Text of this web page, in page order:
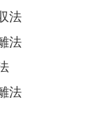
法
法
法